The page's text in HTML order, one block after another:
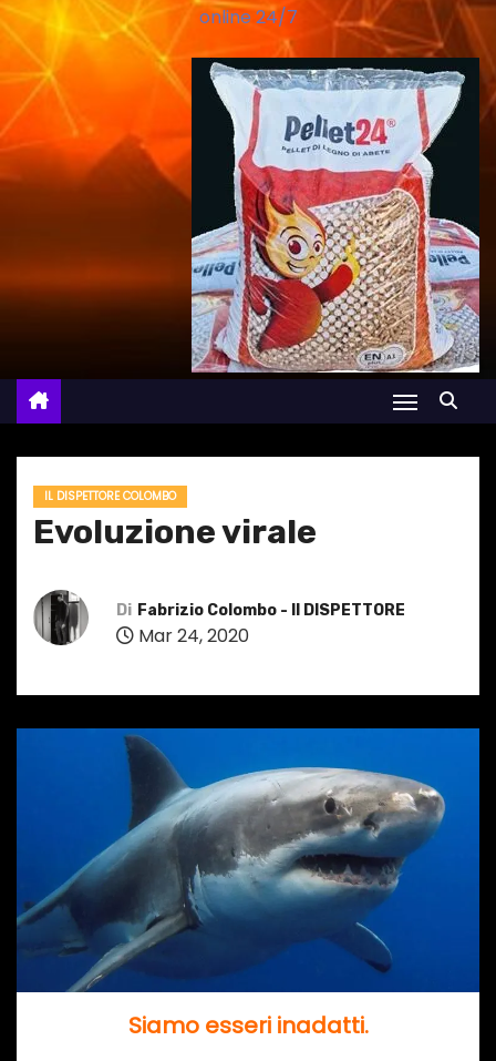
online 24/7
IL DISPETTORE COLOMBO
Evoluzione virale
Di Fabrizio Colombo - Il DISPETTORE
Mar 24, 2020
Siamo esseri inadatti.